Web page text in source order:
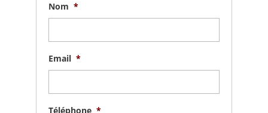
Nom *
Email *
Téléphone *